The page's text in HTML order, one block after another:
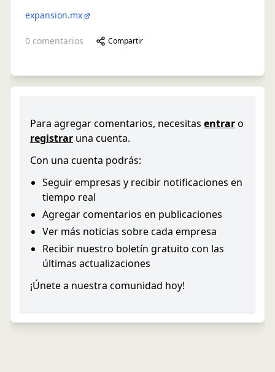
expansion.mx
0 comentarios Compartir
Para agregar comentarios, necesitas entraro
registrar una cuenta.
Con una cuenta podrás:
Seguir empresas y recibir notificaciones en
tiempo real
Agregar comentarios en publicaciones
Ver más noticias sobre cada empresa
Recibir nuestro boletín gratuito con las
últimas actualizaciones
¡Únete a nuestra comunidad hoy!